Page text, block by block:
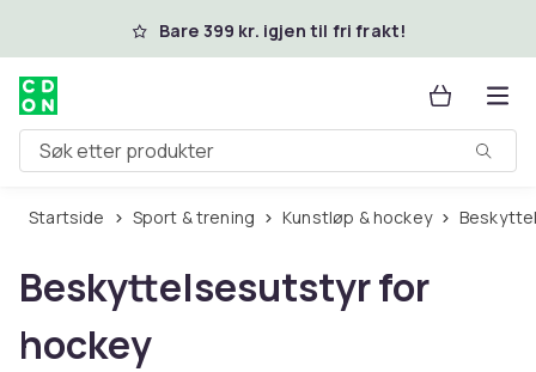
Hopp til hovedinnholdBare 399 kr. igjen til fri frakt!
Søk etter produkter
Startside Sport & trening Kunstløp & hockey
Beskyttelsesutstyr for
hockey